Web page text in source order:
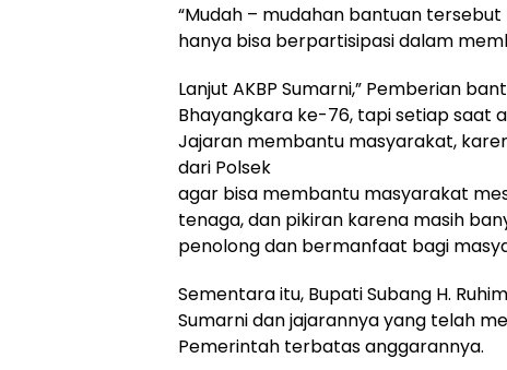
“Mudah – mudahan bantuan
hanya bisa berpartisipasi dalam
Lanjut AKBP Sumarni,” Pemberian
Bhayangkara ke-76, tapi setiap saat
Jajaran membantu masyarakat,
dari Polsek
agar bisa membantu masyarakat
tenaga, dan pikiran karena masih
penolong dan bermanfaat bagi
Sementara itu, Bupati Subang H.
Sumarni dan jajarannya yang telah
Pemerintah terbatas anggarannya.